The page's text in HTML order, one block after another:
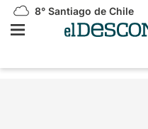
8° Santiago de Chile